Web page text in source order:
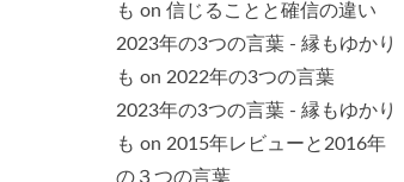
も on 信じることと確信の違い
2023年の3つの言葉 - 縁もゆかり
も on 2022年の3つの言葉
2023年の3つの言葉 - 縁もゆかり
も on 2015年レビューと2016年
の３つの言葉